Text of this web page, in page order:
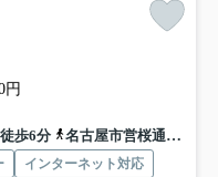
円
歩6分
名古屋市営桜通線「瑞穂運動場西」駅 徒歩13分
インターネット対応